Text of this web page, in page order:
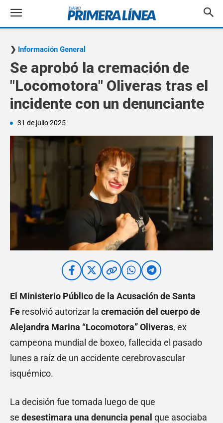
Información General
Se aprobó la cremación de
"Locomotora" Oliveras tras el
incidente con un denunciante
31 de julio 2025
El Ministerio Público de la Acusación de Santa
Fe resolvió autorizar la cremación del cuerpo de
Alejandra Marina “Locomotora” Oliveras, ex
campeona mundial de boxeo, fallecida el pasado
lunes a raíz de un accidente cerebrovascular
isquémico.
La decisión fue tomada luego de que
se desestimara una denuncia penal que asociaba